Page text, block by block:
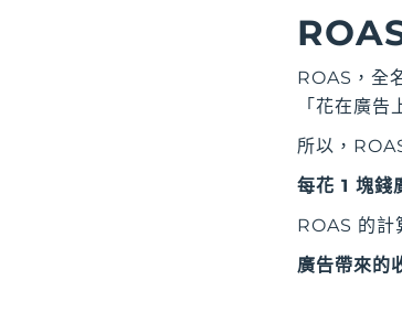
ROAS，全
「花在廣
所以，
每花 1 塊錢
ROAS 的計
廣告帶來的